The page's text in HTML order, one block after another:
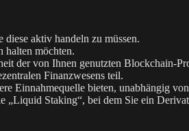
aktiv handeln zu müssen.
halten möchten.
der von Ihnen genutzten Blockchain-
Finanzwesens teil.
Einnahmequelle bieten, unabhängig
Staking“, bei dem Sie ein